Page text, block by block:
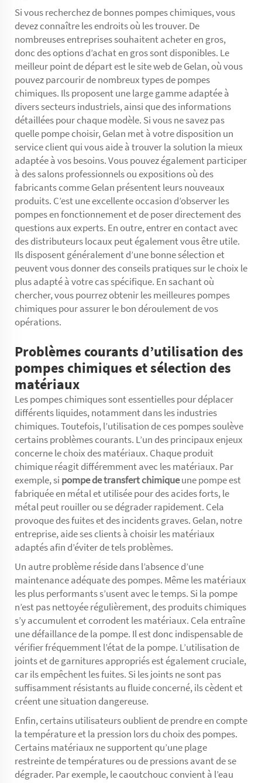
Si vous recherchez de bonnes pompes chimiques, vous
devez connaître les endroits où les trouver. De
nombreuses entreprises souhaitent acheter en gros,
donc des options d’achat en gros sont disponibles. Le
meilleur point de départ est le site web de Gelan, où vous
pouvez parcourir de nombreux types de pompes
chimiques. Ils proposent une large gamme adaptée à
divers secteurs industriels, ainsi que des informations
détaillées pour chaque modèle. Si vous ne savez pas
quelle pompe choisir, Gelan met à votre disposition un
service client qui vous aide à trouver la solution la mieux
adaptée à vos besoins. Vous pouvez également participer
à des salons professionnels ou expositions où des
fabricants comme Gelan présentent leurs nouveaux
produits. C’est une excellente occasion d’observer les
pompes en fonctionnement et de poser directement des
questions aux experts. En outre, entrer en contact avec
des distributeurs locaux peut également vous être utile.
Ils disposent généralement d’une bonne sélection et
peuvent vous donner des conseils pratiques sur le choix le
plus adapté à votre cas spécifique. En sachant où
chercher, vous pourrez obtenir les meilleures pompes
chimiques pour assurer le bon déroulement de vos
opérations.
Problèmes courants d’utilisation des
pompes chimiques et sélection des
matériaux
Les pompes chimiques sont essentielles pour déplacer
différents liquides, notamment dans les industries
chimiques. Toutefois, l’utilisation de ces pompes soulève
certains problèmes courants. L’un des principaux enjeux
concerne le choix des matériaux. Chaque produit
chimique réagit différemment avec les matériaux. Par
exemple, si pompe de transfert chimiqueune pompe est
fabriquée en métal et utilisée pour des acides forts, le
métal peut rouiller ou se dégrader rapidement. Cela
provoque des fuites et des incidents graves. Gelan, notre
entreprise, aide ses clients à choisir les matériaux
adaptés afin d’éviter de tels problèmes.
Un autre problème réside dans l’absence d’une
maintenance adéquate des pompes. Même les matériaux
les plus performants s’usent avec le temps. Si la pompe
n’est pas nettoyée régulièrement, des produits chimiques
s’y accumulent et corrodent les matériaux. Cela entraîne
une défaillance de la pompe. Il est donc indispensable de
vérifier fréquemment l’état de la pompe. L’utilisation de
joints et de garnitures appropriés est également cruciale,
car ils empêchent les fuites. Si les joints ne sont pas
suffisamment résistants au fluide concerné, ils cèdent et
créent une situation dangereuse.
Enfin, certains utilisateurs oublient de prendre en compte
la température et la pression lors du choix des pompes.
Certains matériaux ne supportent qu’une plage
restreinte de températures ou de pressions avant de se
dégrader. Par exemple, le caoutchouc convient à l’eau